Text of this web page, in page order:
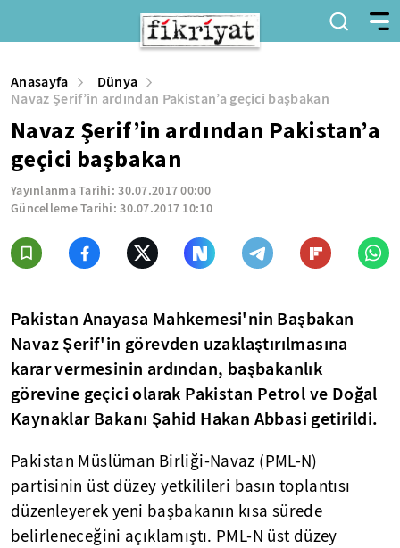
Anasayfa
Dünya
Navaz Şerif’in ardından Pakistan’a geçici başbakan
Navaz Şerif’in ardından Pakistan’a
geçici başbakan
Yayınlanma Tarihi:30.07.2017 00:00
Güncelleme Tarihi:30.07.2017 10:10
Pakistan Anayasa Mahkemesi'nin Başbakan
Navaz Şerif'in görevden uzaklaştırılmasına
karar vermesinin ardından, başbakanlık
görevine geçici olarak Pakistan Petrol ve Doğal
Kaynaklar Bakanı Şahid Hakan Abbasi getirildi.
Pakistan Müslüman Birliği-Navaz (PML-N)
partisinin üst düzey yetkilileri basın toplantısı
düzenleyerek yeni başbakanın kısa sürede
belirleneceğini açıklamıştı. PML-N üst düzey